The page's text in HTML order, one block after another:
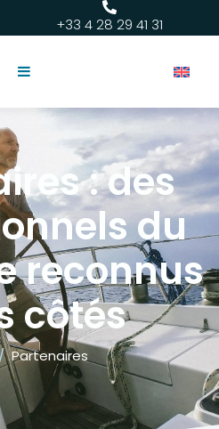
+33 4 28 29 41 31
: des
du
reconnus
côtés
Partenaires